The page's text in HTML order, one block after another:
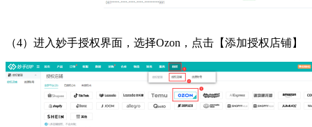
（4）进入妙手授权界面，选择Ozon，点击【添加授权店铺】